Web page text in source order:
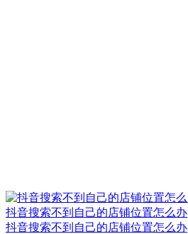
抖音搜索不到自己的店铺位置怎么办
抖音搜索不到自己的店铺位置怎么办